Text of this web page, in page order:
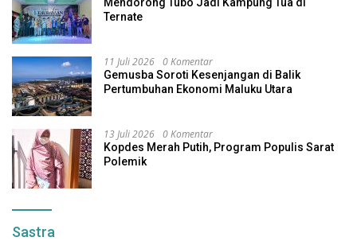
Ternate
11 Juli 2026 0 Komentar
Gemusba Soroti Kesenjangan di Balik
Pertumbuhan Ekonomi Maluku Utara
13 Juli 2026 0 Komentar
Kopdes Merah Putih, Program Populis Sarat
Polemik
Sastra